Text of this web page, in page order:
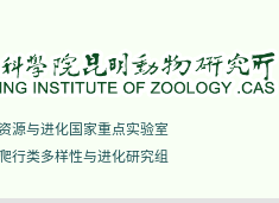
源与进化国家重点实验室
行类多样性与进化研究组